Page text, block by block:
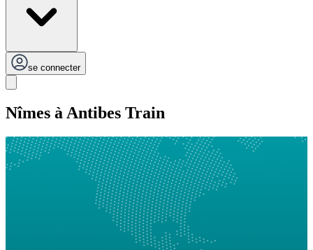
se connecter
Nîmes à Antibes Train